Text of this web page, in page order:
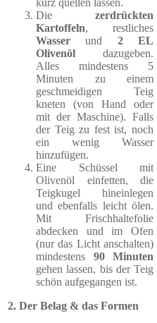
kurz quellen lassen.
Die zerdrückten
Kartoffeln, restliches
Wasser und 2 EL
Olivenöl dazugeben.
Alles mindestens 5
Minuten zu einem
geschmeidigen Teig
kneten (von Hand oder
mit der Maschine). Falls
der Teig zu fest ist, noch
ein wenig Wasser
hinzufügen.
Eine Schüssel mit
Olivenöl einfetten, die
Teigkugel hineinlegen
und ebenfalls leicht ölen.
Mit Frischhaltefolie
abdecken und im Ofen
(nur das Licht anschalten)
mindestens 90 Minuten
gehen lassen, bis der Teig
schön aufgegangen ist.
2. Der Belag & das Formen